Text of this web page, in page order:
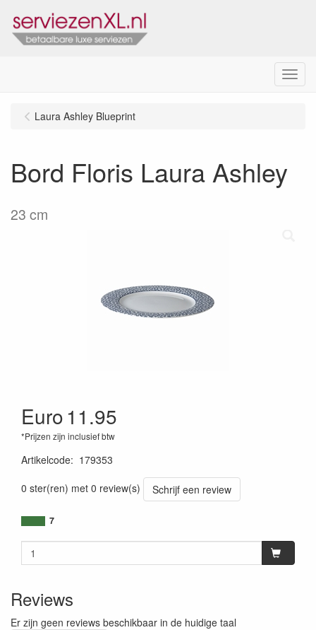
Menu
Laura Ashley Blueprint
Bord Floris Laura Ashley
23 cm
Euro11.95
*Prijzen zijn inclusief btw
Artikelcode: 179353
0 ster(ren) met 0 review(s)
Schrijf een review
7
Reviews
Er zijn geen reviews beschikbaar in de huidige taal